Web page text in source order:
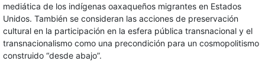
mediática de los indígenas oaxaqueños migrantes en Estados
Unidos. También se consideran las acciones de preservación
cultural en la participación en la esfera pública transnacional y el
transnacionalismo como una precondición para un cosmopolitismo
construido “desde abajo”.